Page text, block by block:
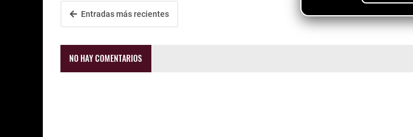
Entradas más recientes
NO HAY COMENTARIOS